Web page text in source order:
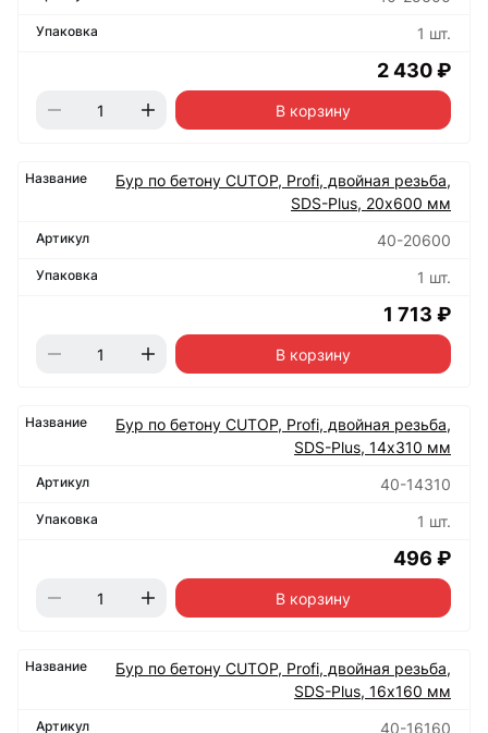
1 шт.
2 430 ₽
В корзину
Бур по бетону CUTOP, Profi, двойная резьба,
SDS-Plus, 20х600 мм
40-20600
1 шт.
1 713 ₽
В корзину
Бур по бетону CUTOP, Profi, двойная резьба,
SDS-Plus, 14х310 мм
40-14310
1 шт.
496 ₽
В корзину
Бур по бетону CUTOP, Profi, двойная резьба,
SDS-Plus, 16х160 мм
40-16160